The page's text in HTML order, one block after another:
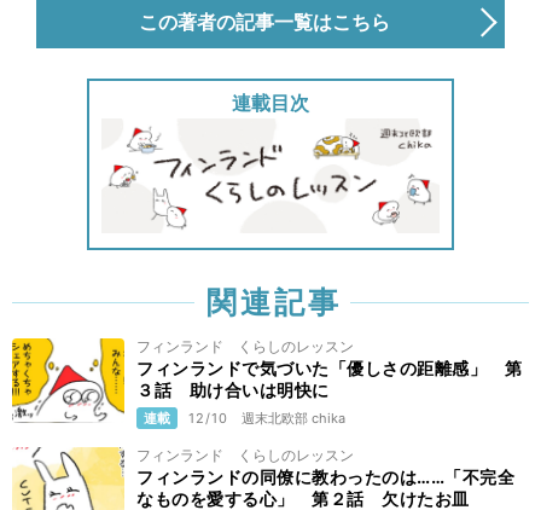
この著者の記事一覧はこちら
連載目次
関連記事
フィンランド くらしのレッスン
フィンランドで気づいた「優しさの距離感」 第
３話 助け合いは明快に
連載 12/10 週末北欧部 chika
フィンランド くらしのレッスン
フィンランドの同僚に教わったのは……「不完全
なものを愛する心」 第２話 欠けたお皿